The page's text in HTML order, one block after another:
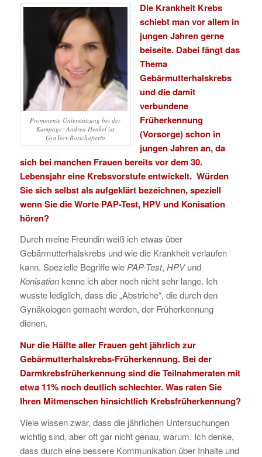
Prominente Unterstützung bei der
Kampage: Andrea Henkel ist
GynTect-Botschafterin
Die Krankheit Krebs
schiebt man vor allem in
jungen Jahren gerne
beiseite. Dabei fängt das
Thema
Gebärmutterhalskrebs
und die damit
verbundene
Früherkennung
(Vorsorge) schon in
jungen Jahren an, da
sich bei manchen Frauen bereits vor dem 30.
Lebensjahr eine Krebsvorstufe entwickelt. Würden
Sie sich selbst als aufgeklärt bezeichnen, speziell
wenn Sie die Worte PAP-Test, HPV und Konisation
hören?
Durch meine Freundin weiß ich etwas über
Gebärmutterhalskrebs und wie die Krankheit verlaufen
kann. Spezielle Begriffe wiePAP-Test, HPVund
Konisationkenne ich aber noch nicht sehr lange. Ich
wusste lediglich, dass die „Abstriche“, die durch den
Gynäkologen gemacht werden, der Früherkennung
dienen.
Nur die Hälfte aller Frauen geht jährlich zur
Gebärmutterhalskrebs-Früherkennung. Bei der
Darmkrebsfrüherkennung sind die Teilnahmeraten mit
etwa 11% noch deutlich schlechter. Was raten Sie
Ihren Mitmenschen hinsichtlich Krebsfrüherkennung?
Viele wissen zwar, dass die jährlichen Untersuchungen
wichtig sind, aber oft gar nicht genau, warum. Ich denke,
dass durch eine bessere Kommunikation über Inhalte und